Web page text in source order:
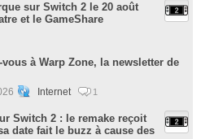
sur Switch 2 le 20 août
et le GameShare
à Warp Zone, la newsletter de
Internet 1
Switch 2 : le remake reçoit
date fait le buzz à cause des